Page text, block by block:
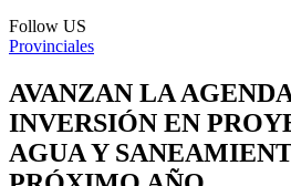
Follow US
Provinciales
AVANZAN LA
INVERSIÓN EN
AGUA Y